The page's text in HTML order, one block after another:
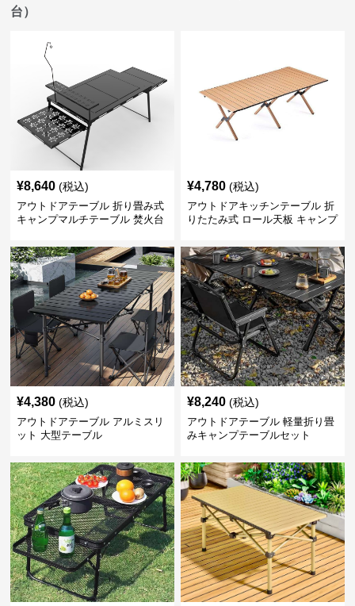
台）
¥8,640 (税込)
アウトドアテーブル 折り畳み式
キャンプマルチテーブル 焚火台
¥4,780 (税込)
アウトドアキッチンテーブル 折
りたたみ式 ロール天板 キャンプ
¥4,380 (税込)
アウトドアテーブル アルミスリ
ット 大型テーブル
¥8,240 (税込)
アウトドアテーブル 軽量折り畳
みキャンプテーブルセット